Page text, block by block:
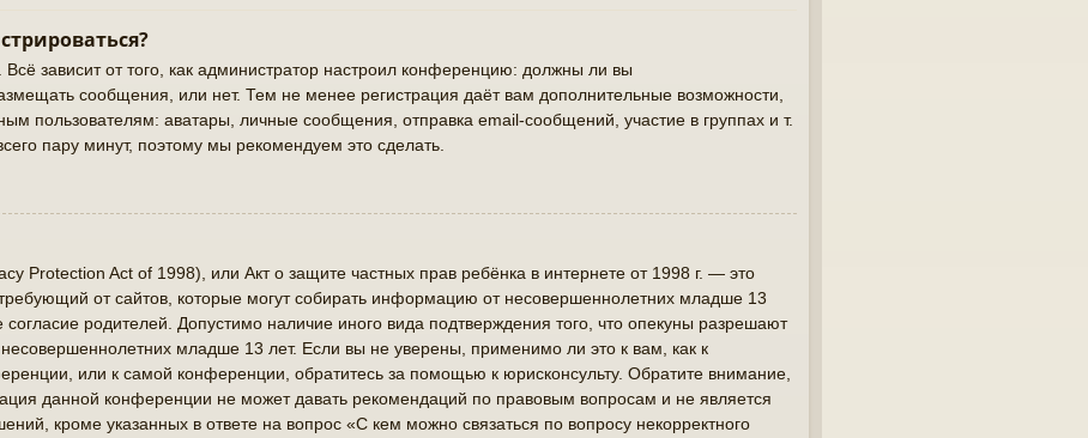
зависит от того, как администратор настроил конференцию: должны ли вы
сообщения, или нет. Тем не менее регистрация даёт вам дополнительные возможности,
пользователям: аватары, личные сообщения, отправка email-сообщений, участие в группах и т.
пару минут, поэтому мы рекомендуем это сделать.
Protection Act of 1998), или Акт о защите частных прав ребёнка в интернете от 1998 г. — это
от сайтов, которые могут собирать информацию от несовершеннолетних младше 13
согласие родителей. Допустимо наличие иного вида подтверждения того, что опекуны разрешают
младше 13 лет. Если вы не уверены, применимо ли это к вам, как к
или к самой конференции, обратитесь за помощью к юрисконсульту. Обратите внимание,
данной конференции не может давать рекомендаций по правовым вопросам и не является
кроме указанных в ответе на вопрос «С кем можно связаться по вопросу некорректного